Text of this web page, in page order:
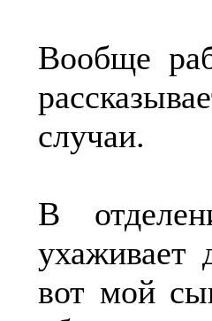
Вообще
случаи.
В
ухаживает
вот мой